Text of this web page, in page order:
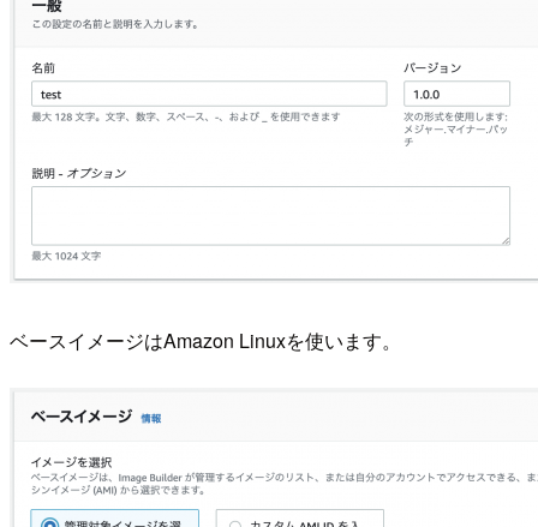
ベースイメージはAmazon Linuxを使います。